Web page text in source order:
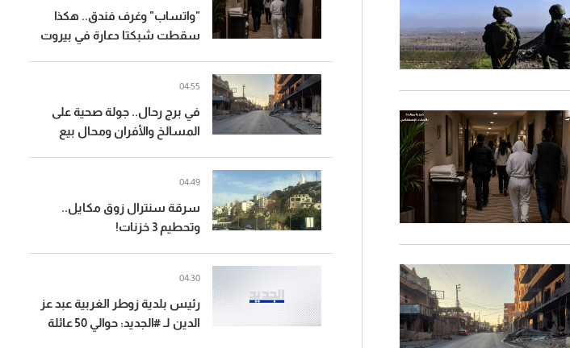
"واتساب" وغرف فندق.. هكذا
سقطت شبكتا دعارة في بيروت
في برج رحال.. جولة صحية على
المسالخ والأفران ومحال بيع
04:55
سرقة سنترال زوق مكايل..
وتحطيم 3 خزنات!
04:49
رئيس بلدية زوطر الغربية عبد عز
الدين لـ #الجديد: حوالي 50 عائلة
04:30